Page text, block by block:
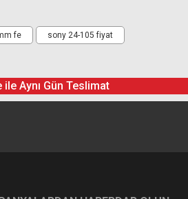
fe sony 24-105 fiyat
ile Aynı Gün Teslimat